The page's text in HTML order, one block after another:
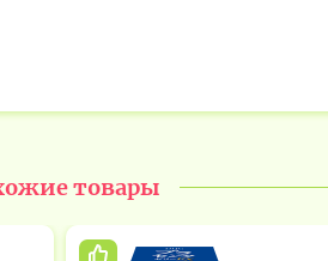
товары